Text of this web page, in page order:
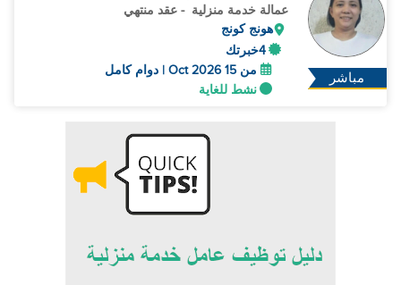
مباشر
عمالة خدمة منزلية - عقد منتهي
هونج كونج
4خبرتك
من 15 Oct 2026 | دوام كامل
نشط للغاية